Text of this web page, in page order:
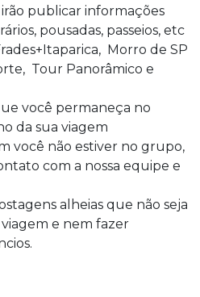
publicar informações
pousadas, passeios, etc
Morro de SP
Tour Panorâmico e
você permaneça no
da sua viagem
você não estiver no grupo,
com a nossa equipe e
alheias que não seja
e nem fazer